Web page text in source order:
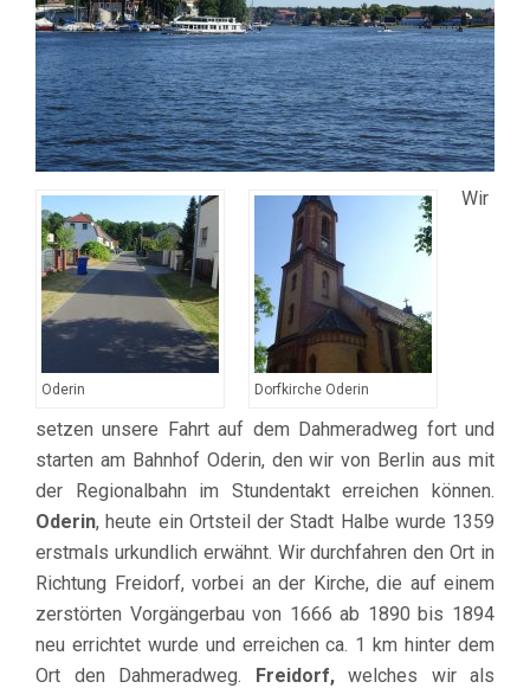
Oderin Dorfkirche Oderin
Wir
setzen unsere Fahrt auf dem Dahmeradweg fort und
starten am Bahnhof Oderin, den wir von Berlin aus mit
der Regionalbahn im Stundentakt erreichen können.
Oderin, heute ein Ortsteil der Stadt Halbe wurde 1359
erstmals urkundlich erwähnt. Wir durchfahren den Ort in
Richtung Freidorf, vorbei an der Kirche, die auf einem
zerstörten Vorgängerbau von 1666 ab 1890 bis 1894
neu errichtet wurde und erreichen ca. 1 km hinter dem
Ort den Dahmeradweg. Freidorf,welches wir als